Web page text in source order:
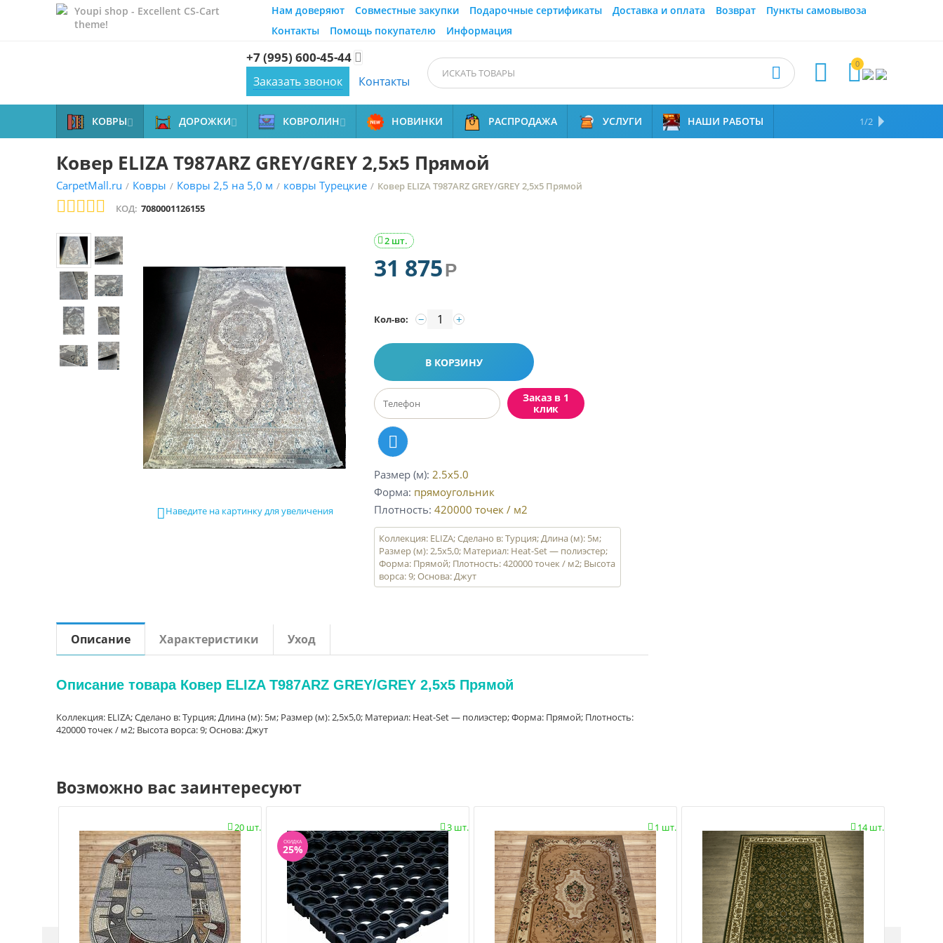
Youpi shop - Excellent CS-Cart
theme!
Нам доверяют Совместные закупки Подарочные сертификаты Доставка и оплата Возврат
Пункты самовывоза
Контакты
Помощь покупателю Информация
+7 (995) 600-45-44 
Заказать звонок Контакты
0



КОВРЫ ДОРОЖКИ КОВРОЛИН НОВИНКИ РАСПРОДАЖА УСЛУГИ НАШИ РАБОТЫ НАМ ДОВЕРЯЮТ
1/2
Ковер ELIZA T987ARZ GREY/GREY 2,5x5 Прямой
CarpetMall.ru / Ковры / Ковры 2,5 на 5,0 м / ковры Турецкие / Ковер ELIZA T987ARZ GREY/GREY 2,5x5 Прямой
КОД: 7080001126155
Наведите на картинку для увеличения
2 шт.

31 875Р
Кол-во: +
−
В КОРЗИНУ
Заказ в 1
клик
Размер (м) 2.5x5.0
Форма прямоугольник
Плотность 420000 точек / м2
Коллекция: ELIZA; Сделано в: Турция; Длина (м): 5м;
Размер (м): 2,5х5,0; Материал: Heat-Set — полиэстер;
Форма: Прямой; Плотность: 420000 точек / м2; Высота
ворса: 9; Основа: Джут
Описание Характеристики Уход
Описание товара Ковер ELIZA T987ARZ GREY/GREY 2,5x5 Прямой
Коллекция: ELIZA; Сделано в: Турция; Длина (м): 5м; Размер (м): 2,5х5,0; Материал: Heat-Set — полиэстер; Форма: Прямой; Плотность:
420000 точек / м2; Высота ворса: 9; Основа: Джут
Возможно вас заинтересуют
20 шт.
 3 шт.

СКИДКА
25%
1 шт.
 14 шт.
